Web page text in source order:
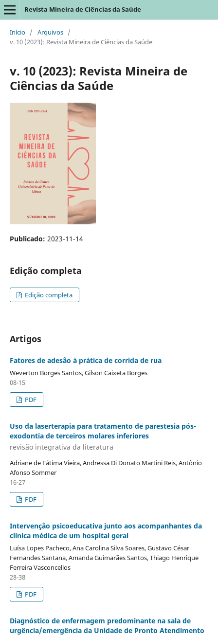
Revista Mineira de Ciências da Saúde
Início / Arquivos /
v. 10 (2023): Revista Mineira de Ciências da Saúde
v. 10 (2023): Revista Mineira de
Ciências da Saúde
Publicado: 2023-11-14
Edição completa
Edição completa
Artigos
Fatores de adesão à prática de corrida de rua
Weverton Borges Santos, Gilson Caixeta Borges
08-15
PDF
Uso da laserterapia para tratamento de parestesia pós-
exodontia de terceiros molares inferiores
revisão integrativa da literatura
Adriane de Fátima Vieira, Andressa Di Donato Martini Reis, Antônio
Afonso Sommer
16-27
PDF
Intervenção psicoeducativa junto aos acompanhantes da
clínica médica de um hospital geral
Luísa Lopes Pacheco, Ana Carolina Silva Soares, Gustavo César
Fernandes Santana, Amanda Guimarães Santos, Thiago Henrique
Ferreira Vasconcellos
28-38
PDF
Diagnóstico de enfermagem predominante na sala de
urgência/emergência da Unidade de Pronto Atendimento